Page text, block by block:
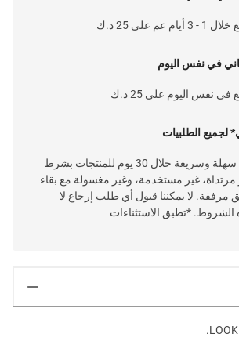
عم على 25 د.ك
في نفس اليوم
نفس اليوم على 25 د.ك
لجميع الطلبيات
خدمة إرجاع سهلة وسريعة خلال 30 يوم للمنتجات بشرط
مرتداة، غير مستخدمة، وغير مغسولة مع بقاء
مرفقة. لا يمكننا قبول أي طلب إرجاع لا
*تطبق الاستثناءات